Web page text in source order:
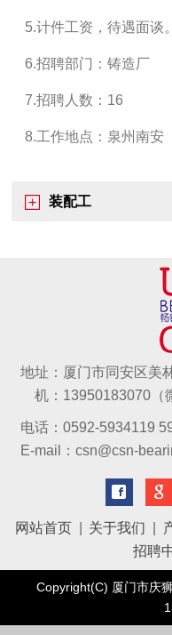
5.计件工资，待遇面谈。
6.招聘部门：铸造厂
7.招聘人数：16
8.工作地点：泉州南安
装配工
地址：厦门市同安区
机：13950183070
电话：0592-5934119
E-mail：csn@csn-
网站首页 关于我们
招聘
Copyright(C) 厦门市庆